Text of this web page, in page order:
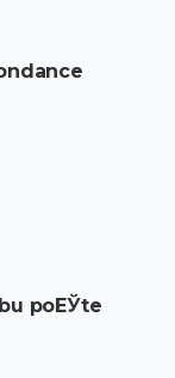
poЕЎte